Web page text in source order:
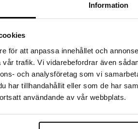
Information
för att anpassa innehållet och
trafik. Vi vidarebefordrar även
och analysföretag som vi
har tillhandahållit eller som de har
användande av vår webbplats.
tilaisuus tehdä löytöjä, kun
Serum - Elizabeth Ardenilta on seerumi
ja palauttaa iholle sen vahvuuden, antaen
imeytyvät nopeasti ja se on